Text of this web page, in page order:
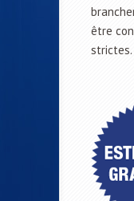
être
strictes.